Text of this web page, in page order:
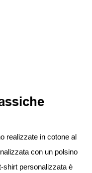
realizzate in cotone al
con un polsino
shirt personalizzata è